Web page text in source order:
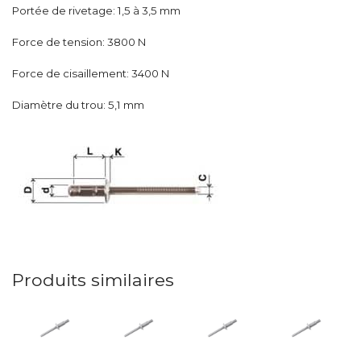
Portée de rivetage: 1,5 à 3,5 mm
Force de tension: 3800 N
Force de cisaillement: 3400 N
Diamètre du trou: 5,1 mm
Produits similaires